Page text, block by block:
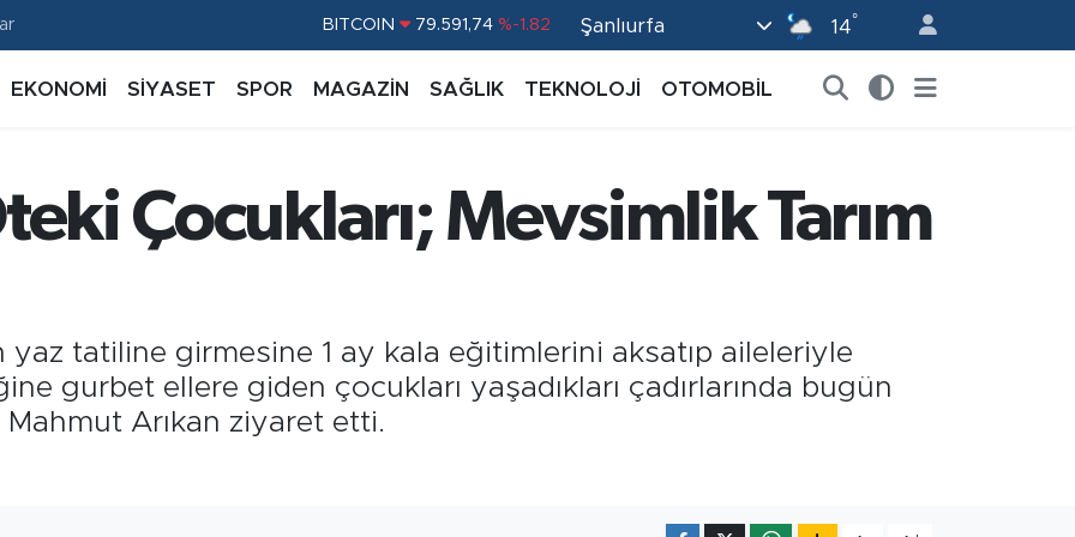
BITCOIN 79.591,74 %-1.82
G.ALTIN 6862,09000
BİST100 14.598,00 %0
Şanlıurfa 14°
EKONOMİ SİYASET SPOR MAGAZİN SAĞLIK TEKNOLOJİ OTOMOBİL
Çocukları; Mevsimlik Tarım
yaz tatiline girmesine 1 ay kala eğitimlerini aksatıp aileleriyle
gurbet ellere giden çocukları yaşadıkları çadırlarında bugün
Mahmut Arıkan ziyaret etti.